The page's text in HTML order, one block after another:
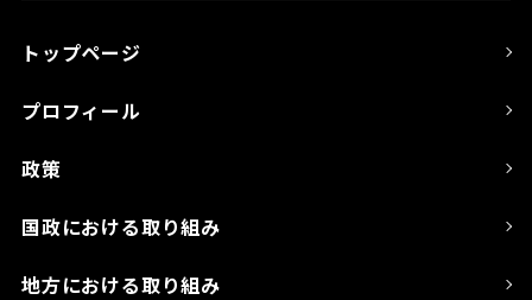
トップページ
プロフィール
政策
国政における取り組み
地方における取り組み